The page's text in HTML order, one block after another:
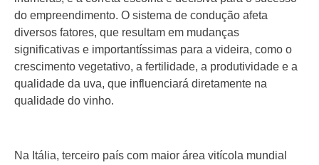
do empreendimento. O sistema de condução afeta
diversos fatores, que resultam em mudanças
significativas e importantíssimas para a videira, como o
crescimento vegetativo, a fertilidade, a produtividade e a
qualidade da uva, que influenciará diretamente na
qualidade do vinho.
Na Itália, terceiro país com maior área vitícola mundial